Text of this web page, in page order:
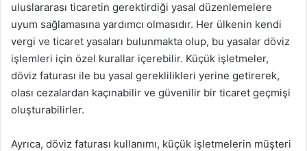
uluslararası ticaretin gerektirdiği yasal düzenlemelere
uyum sağlamasına yardımcı olmasıdır. Her ülkenin kendi
vergi ve ticaret yasaları bulunmakta olup, bu yasalar döviz
işlemleri için özel kurallar içerebilir. Küçük işletmeler,
döviz faturası ile bu yasal gereklilikleri yerine getirerek,
olası cezalardan kaçınabilir ve güvenilir bir ticaret geçmişi
oluşturabilirler.
Ayrıca, döviz faturası kullanımı, küçük işletmelerin müşteri